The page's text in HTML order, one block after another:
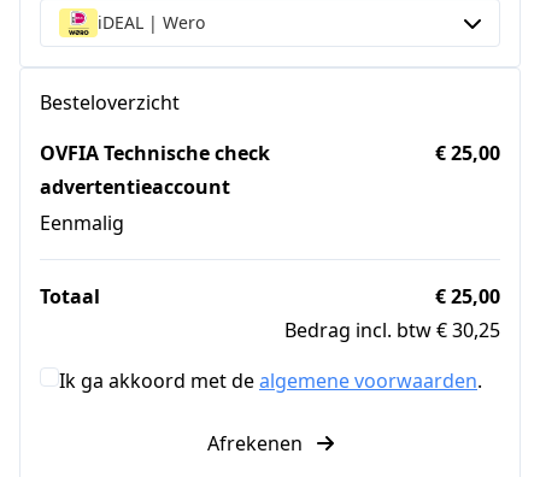
iDEAL | Wero
Besteloverzicht
OVFIA Technische check
advertentieaccount
Eenmalig
€ 25,00
Totaal
€ 25,00
Bedrag incl. btw € 30,25
Ik ga akkoord met dealgemene voorwaarden.
Afrekenen